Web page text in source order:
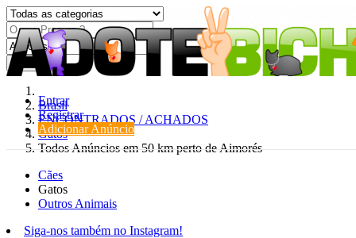
Entrar
Registrar
Adicionar Anúncio
Procurar
Brasil
ENCONTRADOS / ACHADOS
Gatos
Todos Anúncios em 50 km perto de Aimorés
Cães
Gatos
Outros Animais
Siga-nos também no Instagram!